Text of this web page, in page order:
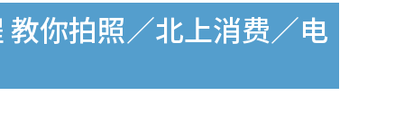
你拍照／北上消费／电